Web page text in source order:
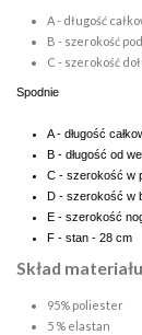
A - długość
B - szerokość
C - szerokość
Spodnie
A - długość
B - długość od
C - szerokość w
D - szerokość w
E - szerokość
F - stan - 28 cm
Skład
95% poliester
5 % elastan